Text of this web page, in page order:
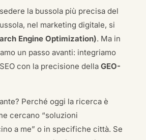
la bussola più precisa del
nel marketing digitale, si
Engine Optimization). Ma in
un passo avanti: integriamo
con la precisione della GEO-
Perché oggi la ricerca è
cercano “soluzioni
a me” o in specifiche città. Se